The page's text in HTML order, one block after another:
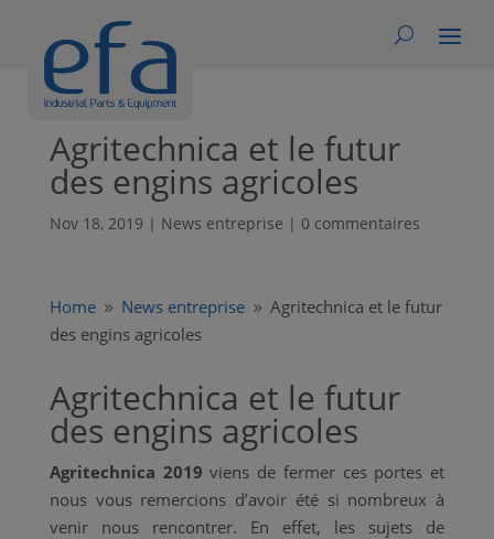
Agritechnica et le futur
des engins agricoles
Nov 18, 2019 | News entreprise | 0 commentaires
Home 9 News entreprise 9 Agritechnica et le futur
des engins agricoles
Agritechnica et le futur
des engins agricoles
Agritechnica 2019 viens de fermer ces portes et
nous vous remercions d’avoir été si nombreux à
venir nous rencontrer. En effet, les sujets de